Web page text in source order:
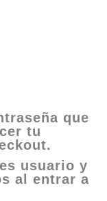
que
tu
usuario y
al entrar a